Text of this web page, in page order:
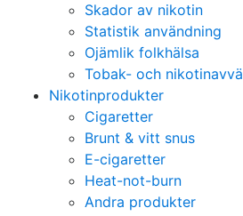
Skador av nikotin
Statistik användning
Ojämlik folkhälsa
Tobak- och
Nikotinprodukter
Cigaretter
Brunt & vitt snus
E-cigaretter
Heat-not-burn
Andra produkter